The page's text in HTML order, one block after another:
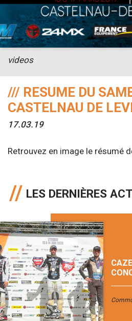
/// RESUME DU
CASTELNAU DE
17.03.19
videos
Retrouvez en image le résumé
LES DERNIÈRES